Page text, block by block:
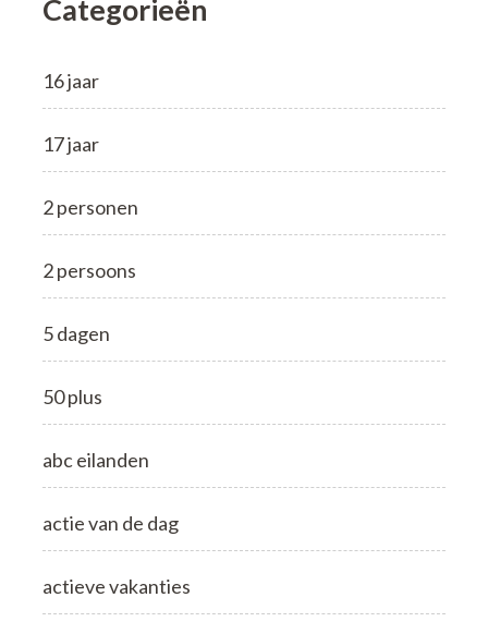
Categorieën
16 jaar
17 jaar
2 personen
2 persoons
5 dagen
50 plus
abc eilanden
actie van de dag
actieve vakanties